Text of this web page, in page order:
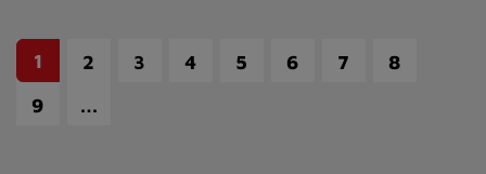
1 2 3 4 5 6 7
8
9
…